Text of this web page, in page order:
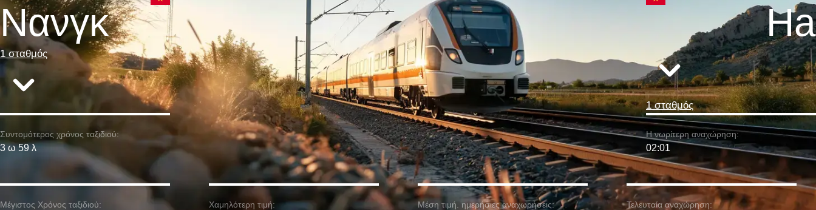
Νανγκ
1 σταθμός
Ha
1 σταθμός
Συντομότερος χρόνος ταξιδιού:
3 ω 59 λ
Η νωρίτερη αναχώρηση:
02:01
Μέγιστος Χρόνος ταξιδιού: Χαμηλότερη τιμή: Μέση τιμή. ημερήσιες αναχωρήσεις: Τελευταία αναχώρηση: